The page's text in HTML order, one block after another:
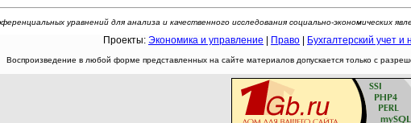
уравнений для анализа и качественного исследования социально-экономических
Проекты: Экономика и управление Право Бухгалтерский учет и
Воспроизведение в любой форме представленных на сайте материалов допускается только с